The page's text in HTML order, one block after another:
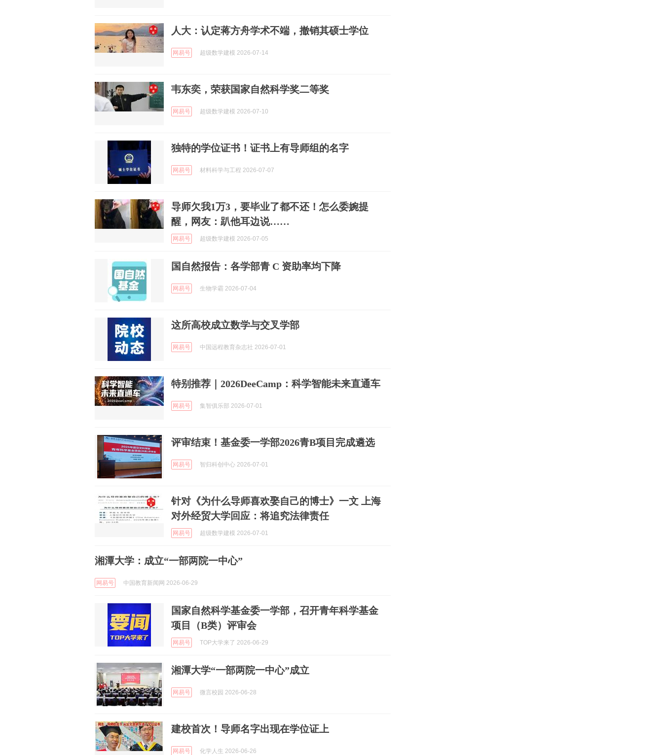
人大：认定蒋方舟学术不端，撤销其硕士学位
网易号 超级数学建模 2026-07-14
韦东奕，荣获国家自然科学奖二等奖
网易号 超级数学建模 2026-07-10
独特的学位证书！证书上有导师组的名字
网易号 材料科学与工程 2026-07-07
导师欠我1万3，要毕业了都不还！怎么委婉提
醒，网友：趴他耳边说……
网易号 超级数学建模 2026-07-05
国自然报告：各学部青 C 资助率均下降
网易号 生物学霸 2026-07-04
这所高校成立数学与交叉学部
网易号 中国远程教育杂志社 2026-07-01
特别推荐｜2026DeeCamp：科学智能未来直通车
网易号 集智俱乐部 2026-07-01
评审结束！基金委一学部2026青B项目完成遴选
网易号 智归科创中心 2026-07-01
针对《为什么导师喜欢娶自己的博士》一文 上海
对外经贸大学回应：将追究法律责任
网易号 超级数学建模 2026-07-01
湘潭大学：成立“一部两院一中心”
网易号 中国教育新闻网 2026-06-29
国家自然科学基金委一学部，召开青年科学基金
项目（B类）评审会
网易号 TOP大学来了 2026-06-29
湘潭大学“一部两院一中心”成立
网易号 微言校园 2026-06-28
建校首次！导师名字出现在学位证上
网易号 化学人生 2026-06-26